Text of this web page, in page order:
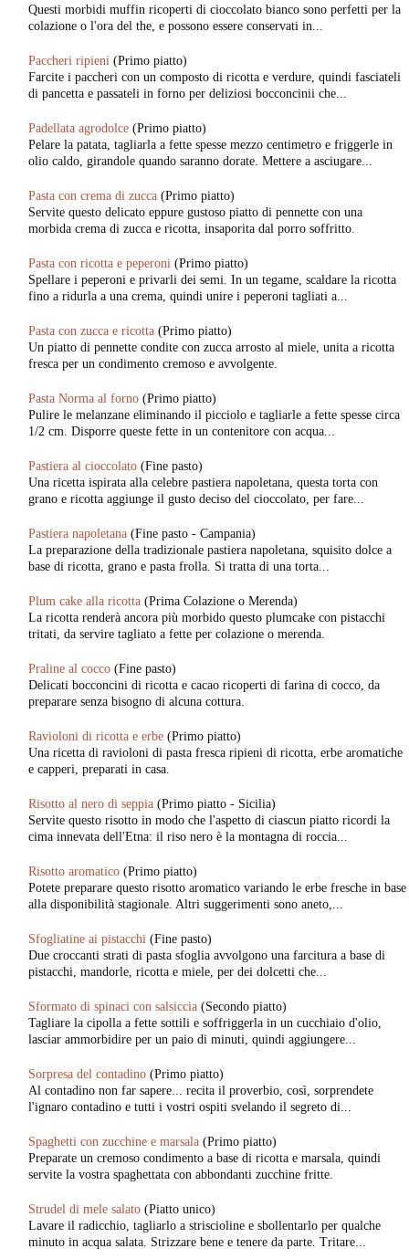
Questi morbidi muffin ricoperti di cioccolato bianco sono perfetti per la
colazione o l'ora del the, e possono essere conservati in...
Paccheri ripieni (Primo piatto)
Farcite i paccheri con un composto di ricotta e verdure, quindi fasciateli
di pancetta e passateli in forno per deliziosi bocconcinii che...
Padellata agrodolce (Primo piatto)
Pelare la patata, tagliarla a fette spesse mezzo centimetro e friggerle in
olio caldo, girandole quando saranno dorate. Mettere a asciugare...
Pasta con crema di zucca (Primo piatto)
Servite questo delicato eppure gustoso piatto di pennette con una
morbida crema di zucca e ricotta, insaporita dal porro soffritto.
Pasta con ricotta e peperoni (Primo piatto)
Spellare i peperoni e privarli dei semi. In un tegame, scaldare la ricotta
fino a ridurla a una crema, quindi unire i peperoni tagliati a...
Pasta con zucca e ricotta (Primo piatto)
Un piatto di pennette condite con zucca arrosto al miele, unita a ricotta
fresca per un condimento cremoso e avvolgente.
Pasta Norma al forno (Primo piatto)
Pulire le melanzane eliminando il picciolo e tagliarle a fette spesse circa
1/2 cm. Disporre queste fette in un contenitore con acqua...
Pastiera al cioccolato (Fine pasto)
Una ricetta ispirata alla celebre pastiera napoletana, questa torta con
grano e ricotta aggiunge il gusto deciso del cioccolato, per fare...
Pastiera napoletana (Fine pasto - Campania)
La preparazione della tradizionale pastiera napoletana, squisito dolce a
base di ricotta, grano e pasta frolla. Si tratta di una torta...
Plum cake alla ricotta (Prima Colazione o Merenda)
La ricotta renderà ancora più morbido questo plumcake con pistacchi
tritati, da servire tagliato a fette per colazione o merenda.
Praline al cocco (Fine pasto)
Delicati bocconcini di ricotta e cacao ricoperti di farina di cocco, da
preparare senza bisogno di alcuna cottura.
Ravioloni di ricotta e erbe (Primo piatto)
Una ricetta di ravioloni di pasta fresca ripieni di ricotta, erbe aromatiche
e capperi, preparati in casa.
Risotto al nero di seppia (Primo piatto - Sicilia)
Servite questo risotto in modo che l'aspetto di ciascun piatto ricordi la
cima innevata dell'Etna: il riso nero è la montagna di roccia...
Risotto aromatico (Primo piatto)
Potete preparare questo risotto aromatico variando le erbe fresche in base
alla disponibilità stagionale. Altri suggerimenti sono aneto,...
Sfogliatine ai pistacchi (Fine pasto)
Due croccanti strati di pasta sfoglia avvolgono una farcitura a base di
pistacchi, mandorle, ricotta e miele, per dei dolcetti che...
Sformato di spinaci con salsiccia (Secondo piatto)
Tagliare la cipolla a fette sottili e soffriggerla in un cucchiaio d'olio,
lasciar ammorbidire per un paio di minuti, quindi aggiungere...
Sorpresa del contadino (Primo piatto)
Al contadino non far sapere... recita il proverbio, così, sorprendete
l'ignaro contadino e tutti i vostri ospiti svelando il segreto di...
Spaghetti con zucchine e marsala (Primo piatto)
Preparate un cremoso condimento a base di ricotta e marsala, quindi
servite la vostra spaghettata con abbondanti zucchine fritte.
Strudel di mele salato (Piatto unico)
Lavare il radicchio, tagliarlo a striscioline e sbollentarlo per qualche
minuto in acqua salata. Strizzare bene e tenere da parte. Tritare...